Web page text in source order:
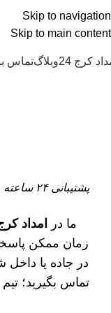
Skip to navigation
Skip to main content
HERE OR JUST REMOVE
کرج 24 وبلاگتماس
ما در امداد کرج
زمان ممکن
در جاده یا